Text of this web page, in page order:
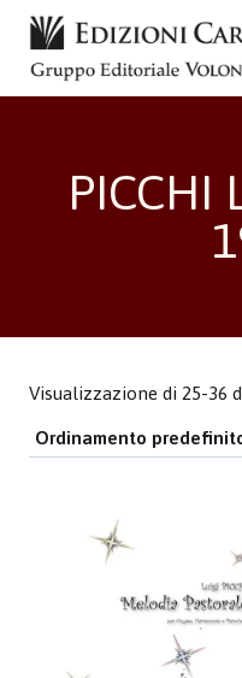
Salta
contenuto
PICCHI
Visualizzazione di 25-36